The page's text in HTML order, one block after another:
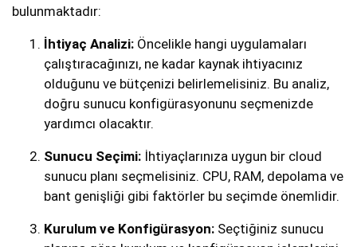
bulunmaktadır:
İhtiyaç Analizi: Öncelikle hangi uygulamaları
çalıştıracağınızı, ne kadar kaynak ihtiyacınız
olduğunu ve bütçenizi belirlemelisiniz. Bu analiz,
doğru sunucu konfigürasyonunu seçmenizde
yardımcı olacaktır.
Sunucu Seçimi: İhtiyaçlarınıza uygun bir cloud
sunucu planı seçmelisiniz. CPU, RAM, depolama ve
bant genişliği gibi faktörler bu seçimde önemlidir.
Kurulum ve Konfigürasyon: Seçtiğiniz sunucu